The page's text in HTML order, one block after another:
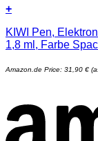
+
KIWI Pen,
1,8 ml, Farbe
Amazon.de Price: 31,90 €